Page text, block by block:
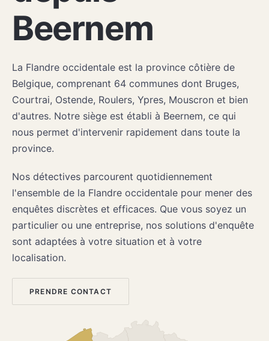
Beernem
La Flandre occidentale est la province côtière de
Belgique, comprenant 64 communes dont Bruges,
Courtrai, Ostende, Roulers, Ypres, Mouscron et bien
d'autres. Notre siège est établi à Beernem, ce qui
nous permet d'intervenir rapidement dans toute la
province.
Nos détectives parcourent quotidiennement
l'ensemble de la Flandre occidentale pour mener des
enquêtes discrètes et efficaces. Que vous soyez un
particulier ou une entreprise, nos solutions d'enquête
sont adaptées à votre situation et à votre
localisation.
PRENDRE CONTACT